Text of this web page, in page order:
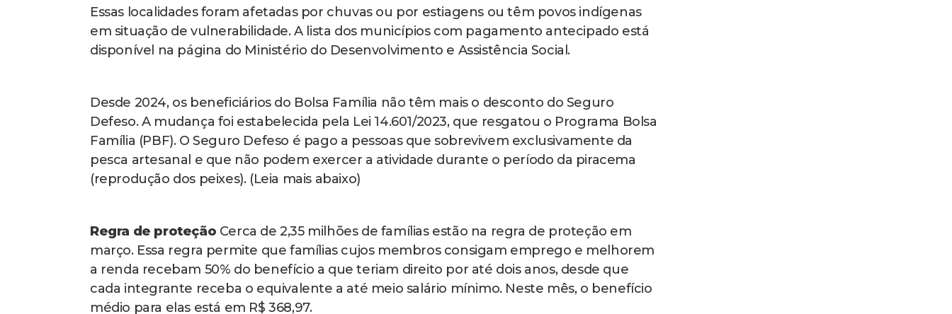
Essas localidades foram afetadas por chuvas ou por estiagens ou têm povos indígenas
em situação de vulnerabilidade. A lista dos municípios com pagamento antecipado está
disponível na página do Ministério do Desenvolvimento e Assistência Social.
Desde 2024, os beneficiários do Bolsa Família não têm mais o desconto do Seguro
Defeso. A mudança foi estabelecida pela Lei 14.601/2023, que resgatou o Programa Bolsa
Família (PBF). O Seguro Defeso é pago a pessoas que sobrevivem exclusivamente da
pesca artesanal e que não podem exercer a atividade durante o período da piracema
(reprodução dos peixes). (Leia mais abaixo)
Regra de proteção Cerca de 2,35 milhões de famílias estão na regra de proteção em
março. Essa regra permite que famílias cujos membros consigam emprego e melhorem
a renda recebam 50% do benefício a que teriam direito por até dois anos, desde que
cada integrante receba o equivalente a até meio salário mínimo. Neste mês, o benefício
médio para elas está em R$ 368,97.